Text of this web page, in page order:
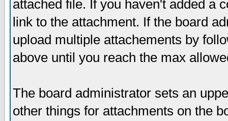
attached file. If you haven't added a
link to the attachment. If the board
upload multiple attachements by
above until you reach the max
The board administrator sets an
other things for attachments on the